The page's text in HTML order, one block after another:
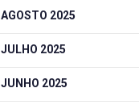
AGOSTO 2025
JULHO 2025
JUNHO 2025